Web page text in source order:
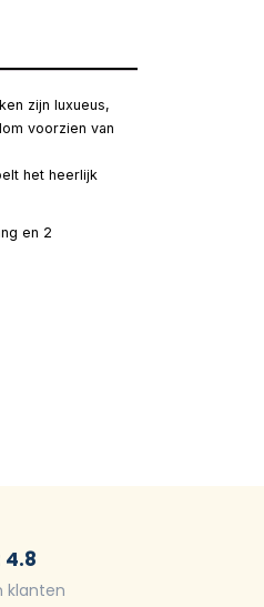
zijn luxueus,
voorzien van
het heerlijk
en 2
4.8
klanten